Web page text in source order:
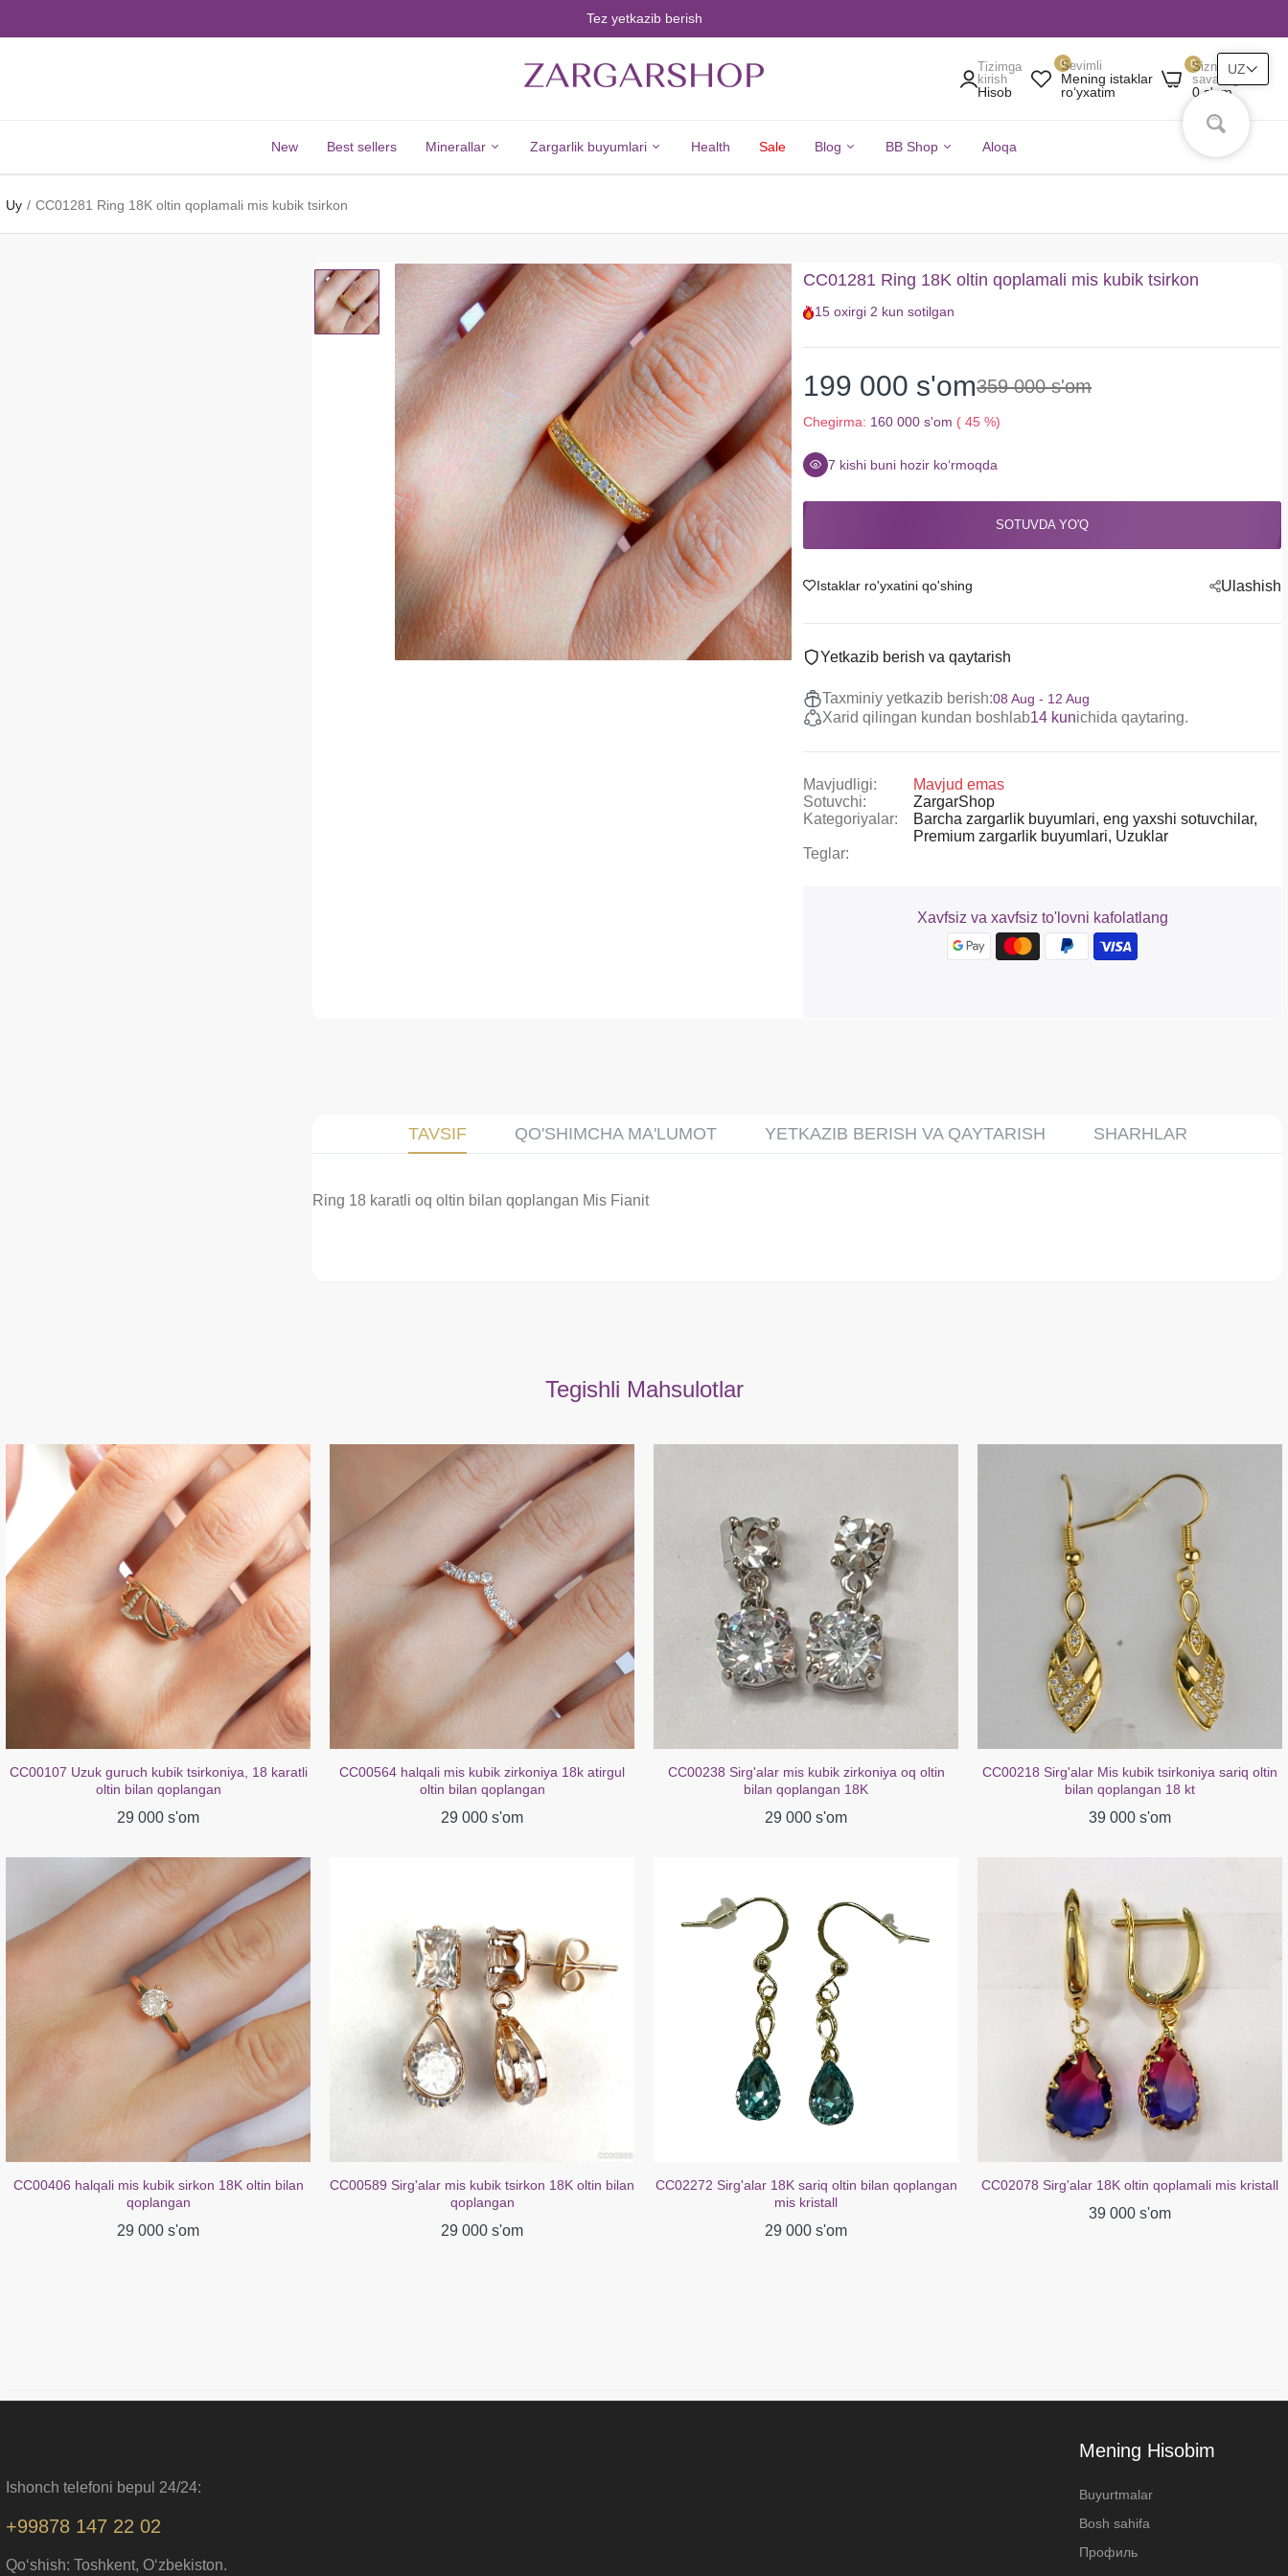
Tez yetkazib berish
Tizimga
kirish
Hisob
0Sevimli
Mening istaklar
roʻyxatim
0Sizning
savatingiz
0 s'om
New Best sellers Minerallar
Barcha
Minerallar
Olmos
Zumrad
Yoqut
Safir
Sitrin
Granat
Ametist
Tanzanit
Boshqalar
Zargarlik buyumlari
Barcha
Zargarlik
Buyumlari
Tovarlar
Uzuklar
Ziraklar
Chanes
Kulonlar
Marjonlarni
To'plamlar
Sotish
Health Sale Blog BB Shop Aloqa
Uy CC01281 Ring 18K oltin qoplamali mis kubik tsirkon
CC01281 Ring 18K oltin qoplamali mis kubik tsirkon
15 oxirgi 2 kun sotilgan
199 000 s'om359 000 s'om
Chegirma: 160 000 s'om ( 45 %)
7 kishi buni hozir koʻrmoqda
SOTUVDA YO'Q
Istaklar ro'yxatini qo'shing Ulashish
Yetkazib berish va qaytarish
Taxminiy yetkazib berish:08 Aug - 12 Aug
Xarid qilingan kundan boshlab14 kunichida qaytaring.
Mavjudligi:
Mavjud emas
Sotuvchi:
ZargarShop
Kategoriyalar:
Barcha zargarlik buyumlari, eng yaxshi sotuvchilar,
Premium zargarlik buyumlari, Uzuklar
Teglar:
Xavfsiz va xavfsiz to'lovni kafolatlang
TAVSIF QO'SHIMCHA MA'LUMOT YETKAZIB BERISH VA QAYTARISH SHARHLAR
Ring 18 karatli oq oltin bilan qoplangan Mis Fianit
Tegishli Mahsulotlar
CC00564 halqali mis kubik zirkoniya 18k atirgul
oltin bilan qoplangan
29 000 s'om
CC00589 Sirg'alar mis kubik tsirkon 18K oltin bilan
qoplangan
29 000 s'om
CC00238 Sirg'alar mis kubik zirkoniya oq oltin
bilan qoplangan 18K
29 000 s'om
CC02272 Sirg'alar 18K sariq oltin bilan qoplangan
mis kristall
29 000 s'om
CC00218 Sirg'alar Mis kubik tsirkoniya sariq oltin
bilan qoplangan 18 kt
39 000 s'om
CC02078 Sirg'alar 18K oltin qoplamali mis kristall
CC00316 Sirg'alar mis kubik zirkoniya oq oltin
bilan qoplangan 18K
39 000 s'om
CC00148 Uzuk guruch kubik tsirkoniya oq oltin
Ishonch telefoni bepul 24/24:
+99878 147 22 02
Qo‘shish: Toshkent, O‘zbekiston.
Mening Hisobim
Buyurtmalar
Bosh sahifa
Профиль
UZ